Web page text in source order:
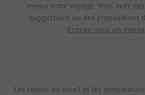
mieux votre voyage. Vous avez
suggestions ou des propositions
Écrivez-nous un
Les rayons du soleil et les